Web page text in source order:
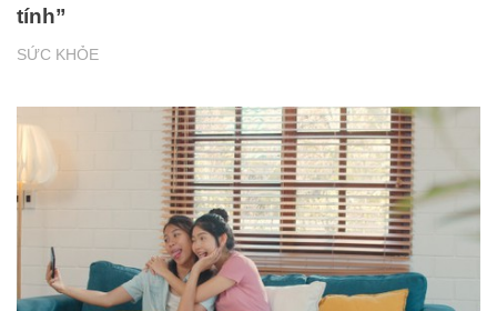
SỨC KHỎE
tính”